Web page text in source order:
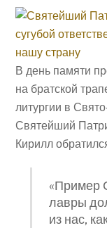
В день памяти
на братской
литургии в
Святейший
Кирилл
«Пример
лавры
из нас,